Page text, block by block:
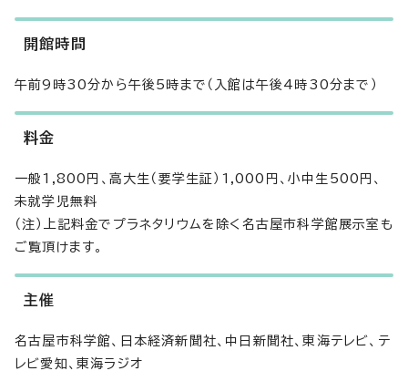
開館時間
午前9時30分から午後5時まで（入館は午後4時30分まで）
料金
一般1,800円、高大生（要学生証）1,000円、小中生500円、
未就学児無料
（注）上記料金でプラネタリウムを除く名古屋市科学館展示室も
ご覧頂けます。
主催
名古屋市科学館、日本経済新聞社、中日新聞社、東海テレビ、テ
レビ愛知、東海ラジオ